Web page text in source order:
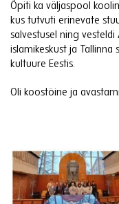
Õpiti ka väljaspool
kus tutvuti erinevate
salvestusel ning vesteldi
islamikeskust ja
kultuure Eestis.
Oli koostöine ja